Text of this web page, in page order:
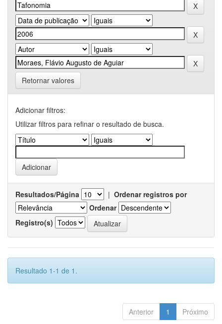
Retornar valores
Adicionar filtros:
Utilizar filtros para refinar o resultado de busca.
Resultados/Página | Ordenar registros por
Ordenar
Registro(s)
Resultado 1-1 de 1.
Anterior 1 Próximo